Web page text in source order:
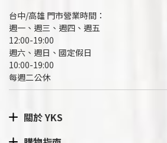
台中/高雄 門市營業時間：
週一、週三、週四、週五
12:00-19:00
週六、週日、國定假日
10:00-19:00
每週二公休
關於 YKS